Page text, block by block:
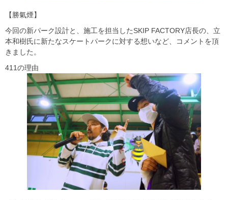
【勝氣煙】
今回の新パーク設計と、施工を担当したSKIP FACTORY店長の、立
本和樹氏に新たなスケートパークに対する想いなど、コメントを頂
きました。
411の理由